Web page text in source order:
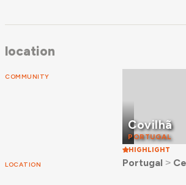
location
COMMUNITY
Covilhã
PORTUGAL
HIGHLIGHT
LOCATION Portugal ˃